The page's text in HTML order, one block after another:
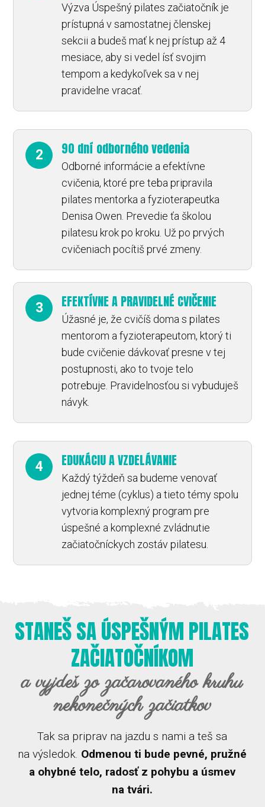
Výzva Úspešný pilates začiatočník je
prístupná v samostatnej členskej
sekcii a budeš mať k nej prístup až 4
mesiace, aby si vedel ísť svojim
tempom a kedykoľvek sa v nej
pravidelne vracať.
2 90 dní odborného vedenia
Odborné informácie a efektívne
cvičenia, ktoré pre teba pripravila
pilates mentorka a fyzioterapeutka
Denisa Owen. Prevedie ťa školou
pilatesu krok po kroku. Už po prvých
cvičeniach pocítiš prvé zmeny.
3 EFEKTÍVNE A PRAVIDELNÉ CVIČENIE
Úžasné je, že cvičíš doma s pilates
mentorom a fyzioterapeutom, ktorý ti
bude cvičenie dávkovať presne v tej
postupnosti, ako to tvoje telo
potrebuje. Pravidelnosťou si vybuduješ
návyk.
4 EDUKÁCIU A VZDELÁVANIE
Každý týždeň sa budeme venovať
jednej téme (cyklus) a tieto témy spolu
vytvoria komplexný program pre
úspešné a komplexné zvládnutie
začiatočníckych zostáv pilatesu.
STANEŠ SA ÚSPEŠNÝM PILATES
ZAČIATOČNÍKOM
a vyjdeš zo začarovaného kruhu
nekonečných začiatkov
Tak sa priprav na jazdu s nami a teš sa
na výsledok. Odmenou ti bude pevné, pružné
a ohybné telo, radosť z pohybu a úsmev
na tvári.